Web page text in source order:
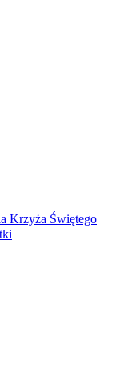
Krzyża Świętego